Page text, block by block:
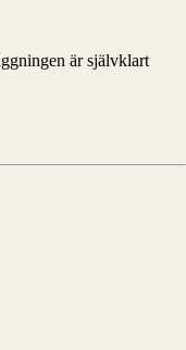
är självklart